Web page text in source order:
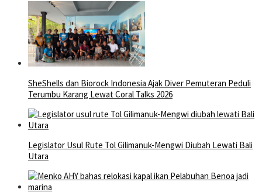
SheShells dan Biorock Indonesia Ajak Diver Pemuteran Peduli
Terumbu Karang Lewat Coral Talks 2026
Legislator Usul Rute Tol Gilimanuk-Mengwi Diubah Lewati Bali
Utara